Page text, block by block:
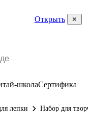
Открыть
школаСертификаты
лепки Набор для